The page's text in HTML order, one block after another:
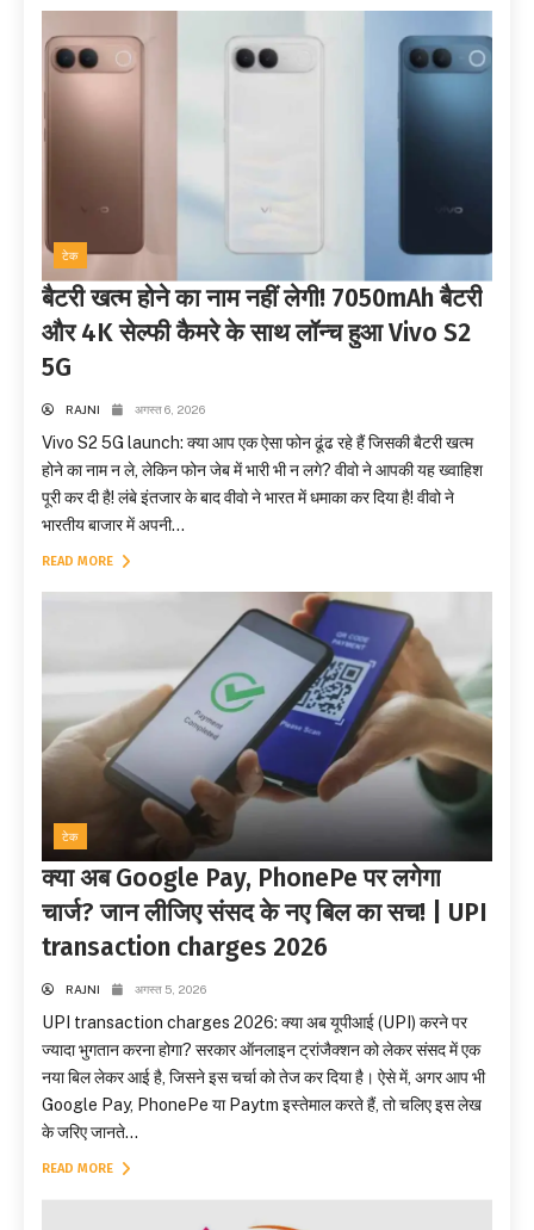
टेक
बैटरी खत्म होने का नाम नहीं लेगी! 7050mAh बैटरी
और 4K सेल्फी कैमरे के साथ लॉन्च हुआ Vivo S2
5G
RAJNI अगस्त 6, 2026
Vivo S2 5G launch: क्या आप एक ऐसा फोन ढूंढ रहे हैं जिसकी बैटरी खत्म
होने का नाम न ले, लेकिन फोन जेब में भारी भी न लगे? वीवो ने आपकी यह ख्वाहिश
पूरी कर दी है! लंबे इंतजार के बाद वीवो ने भारत में धमाका कर दिया है! वीवो ने
भारतीय बाजार में अपनी...
READ MORE
टेक
क्या अब Google Pay, PhonePe पर लगेगा
चार्ज? जान लीजिए संसद के नए बिल का सच! | UPI
transaction charges 2026
RAJNI अगस्त 5, 2026
UPI transaction charges 2026: क्या अब यूपीआई (UPI) करने पर
ज्यादा भुगतान करना होगा? सरकार ऑनलाइन ट्रांजैक्शन को लेकर संसद में एक
नया बिल लेकर आई है, जिसने इस चर्चा को तेज कर दिया है। ऐसे में, अगर आप भी
Google Pay, PhonePe या Paytm इस्तेमाल करते हैं, तो चलिए इस लेख
के जरिए जानते...
READ MORE